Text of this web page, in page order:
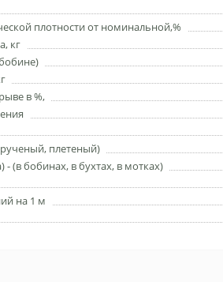
плотности от номинальной,%
кг
в %,
плетеный)
- (в бобинах, в бухтах, в мотках)
на 1 м